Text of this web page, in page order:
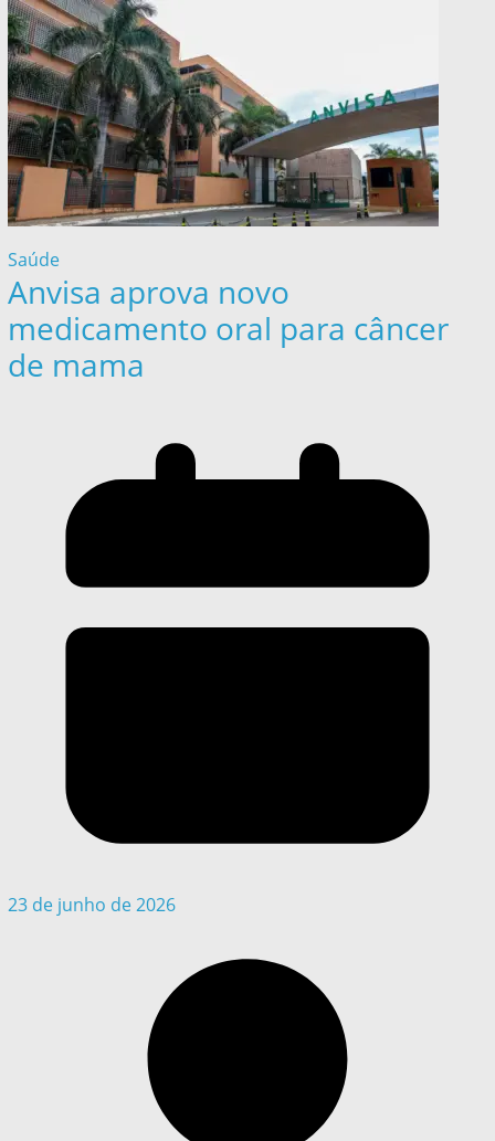
Saúde
Anvisa aprova novo
medicamento oral para câncer
de mama
23 de junho de 2026